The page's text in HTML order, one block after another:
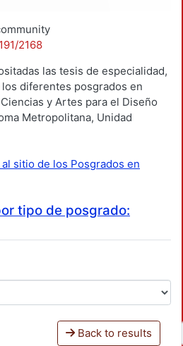
2168
las tesis de especialidad,
diferentes posgrados en
y Artes para el Diseño
Metropolitana, Unidad
sitio de los Posgrados en
tipo de posgrado:
Back to results